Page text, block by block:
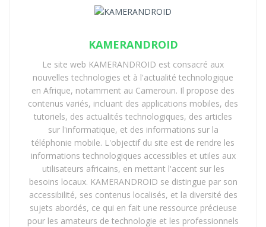
KAMERANDROID
Le site web KAMERANDROID est consacré aux
nouvelles technologies et à l'actualité technologique
en Afrique, notamment au Cameroun. Il propose des
contenus variés, incluant des applications mobiles, des
tutoriels, des actualités technologiques, des articles
sur l'informatique, et des informations sur la
téléphonie mobile. L'objectif du site est de rendre les
informations technologiques accessibles et utiles aux
utilisateurs africains, en mettant l'accent sur les
besoins locaux. KAMERANDROID se distingue par son
accessibilité, ses contenus localisés, et la diversité des
sujets abordés, ce qui en fait une ressource précieuse
pour les amateurs de technologie et les professionnels